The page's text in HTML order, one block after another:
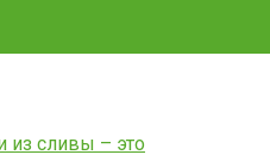
из сливы – это